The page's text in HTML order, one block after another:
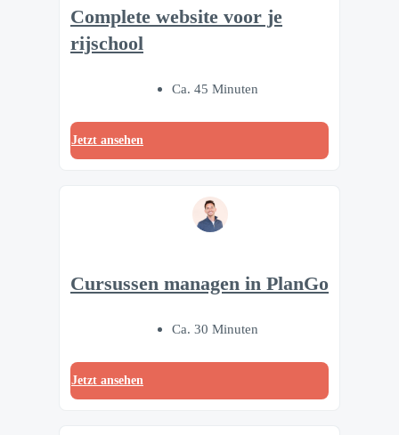
Complete website voor je
rijschool
Ca. 45 Minuten
Jetzt ansehen
Cursussen managen in PlanGo
Ca. 30 Minuten
Jetzt ansehen